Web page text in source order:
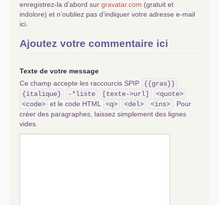
enregistrez-la d’abord sur gravatar.com (gratuit et
indolore) et n’oubliez pas d’indiquer votre adresse e-mail
ici.
Ajoutez votre commentaire ici
Texte de votre message
Ce champ accepte les raccourcis SPIP
{{gras}}
{italique}
-*liste [texte->url]
<quote>
<code> et le code HTML <q> <del> <ins>
. Pour
créer des paragraphes, laissez simplement des lignes
vides.